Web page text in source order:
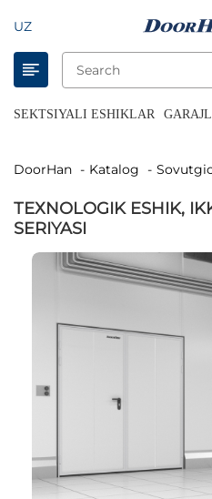
UZ
SEKTSIYALI ESHIKLAR
DoorHan Katalog
ТЕХNOLOGIK ESHIK,
SERIYASI